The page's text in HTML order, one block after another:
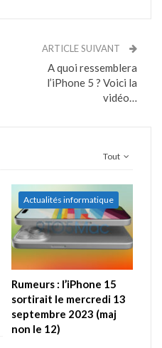
ARTICLE SUIVANT
A quoi ressemblera
l’iPhone 5 ? Voici la
vidéo…
Tout
Actualités informatique
Rumeurs : l’iPhone 15
sortirait le mercredi 13
septembre 2023 (maj
non le 12)